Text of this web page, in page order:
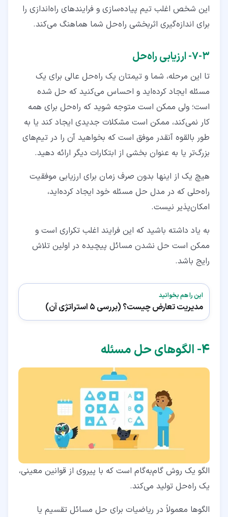
این شخص اغلب تیم پیاده‌سازی و فرایندهای راه‌اندازی را
برای اندازه‌گیری اثربخشی راه‌حل شما هماهنگ می‌کند.
۳‏-‏۷‏- ارزیابی راه‌حل
تا این مرحله، شما و تیمتان یک راه‌حل عالی برای یک
مسئله ایجاد کرده‌اید و احساس می‌کنید که حل شده
است؛ ولی ممکن است متوجه شوید که راه‌حل برای همه
کار نمی‌کند، ممکن است مشکلات جدیدی ایجاد کند یا به
طور بالقوه آنقدر موفق است که بخواهید آن را در تیم‌های
بزرگ‌تر یا به‌ عنوان بخشی از ابتکارات دیگر ارائه دهید.
هیچ یک از اینها بدون صرف زمان برای ارزیابی موفقیت
راه‌حلی که در مدل حل مسئله خود ایجاد کرده‌اید،
امکان‌پذیر نیست.
به یاد داشته باشید که این فرایند اغلب تکراری است و
ممکن است حل‌ نشدن مسائل پیچیده در اولین تلاش
رایج باشد.
این را هم بخوانید
مدیریت تعارض چیست؟ (بررسی 5 استراتژی آن)
۴‏- الگوهای حل مسئله
الگو یک روش گام‌به‌گام است که با پیروی از قوانین معینی،
یک راه‌حل تولید می‌کند.
الگو‌ها معمولاً در ریاضیات برای حل مسائل تقسیم یا